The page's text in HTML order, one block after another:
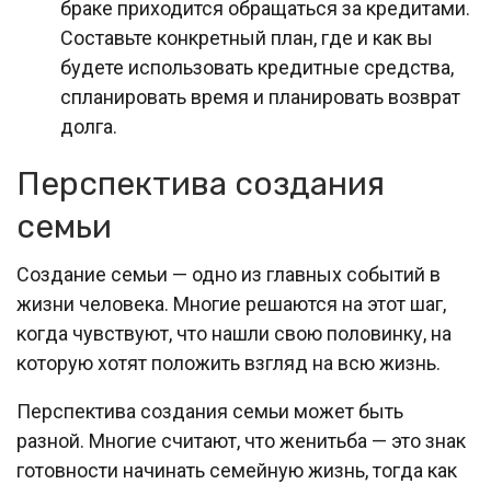
браке приходится обращаться за кредитами.
Составьте конкретный план, где и как вы
будете использовать кредитные средства,
спланировать время и планировать возврат
долга.
Перспектива создания
семьи
Создание семьи — одно из главных событий в
жизни человека. Многие решаются на этот шаг,
когда чувствуют, что нашли свою половинку, на
которую хотят положить взгляд на всю жизнь.
Перспектива создания семьи может быть
разной. Многие считают, что женитьба — это знак
готовности начинать семейную жизнь, тогда как